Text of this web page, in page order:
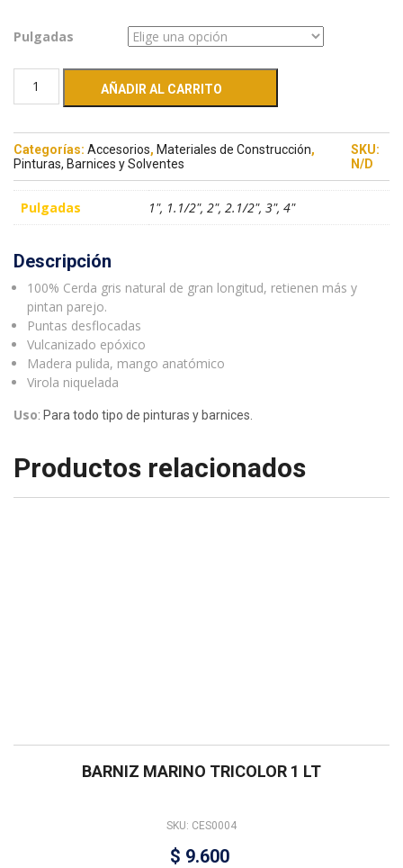
Pulgadas
AÑADIR AL CARRITO
Categorías: Accesorios, Materiales de Construcción,
Pinturas, Barnices y Solventes
SKU:
N/D
Pulgadas 1", 1.1/2", 2", 2.1/2", 3", 4"
Descripción
100% Cerda gris natural de gran longitud, retienen más y
pintan parejo.
Puntas desflocadas
​Vulcanizado epóxico
​Madera pulida, mango anatómico
​Virola niquelada
Uso: Para todo tipo de pinturas y barnices.
Productos relacionados
BARNIZ MARINO TRICOLOR 1 LT
SKU: CES0004
$ 9.600